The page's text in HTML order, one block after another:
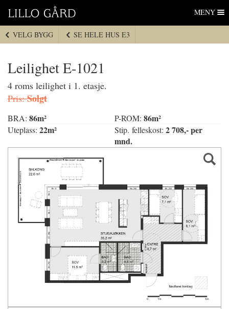
navigasjon
Hopp
innhold
MENY
VELG BYGG SE HELE HUS E3
Leilighet E-1021
4 roms leilighet i 1. etasje.
Pris:Solgt
BRA: 86m² P-ROM: 86m²
Uteplass: 22m² Stip. felleskost: 2 708,- per
mnd.